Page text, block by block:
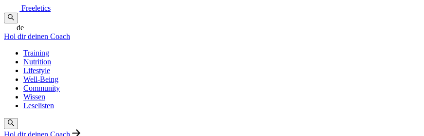
Freeletics
de
Hol dir deinen Coach
Training
Nutrition
Lifestyle
Well-Being
Community
Wissen
Leselisten
Hol dir deinen Coach